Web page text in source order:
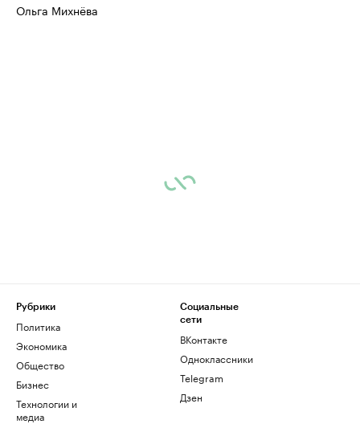
Ольга Михнёва
Рубрики
Политика
Экономика
Общество
Бизнес
Технологии и
медиа
Социальные
сети
ВКонтакте
Одноклассники
Telegram
Дзен